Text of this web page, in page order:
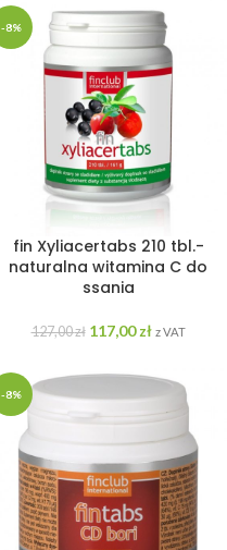
-8%
fin Xyliacertabs 210 tbl.-
naturalna witamina C do
ssania
127,00zł 117,00zł z VAT
-8%